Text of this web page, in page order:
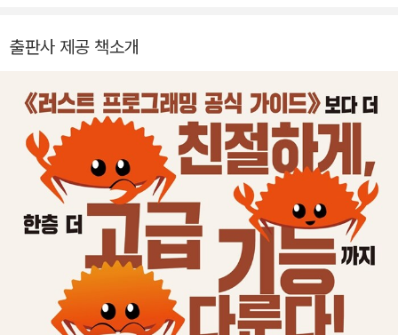
정판)》(제이펍, 2023), 《레일스와 함께하는 애자일 웹 개발(개
션 개발》(제이펍, 2010) 등을 우리말로 옮겼다.
출판사 제공 책소개